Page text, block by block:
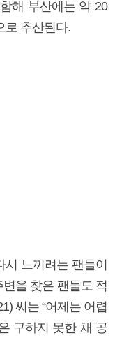
해 부산에는 약 20
로 추산된다.
시 느끼려는 팬들이
을 찾은 팬들도 적
씨는 “어제는 어렵
구하지 못한 채 공